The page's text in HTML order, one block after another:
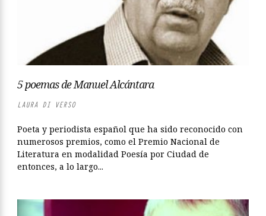
5 poemas de Manuel Alcántara
LAURA DI VERSO
Poeta y periodista español que ha sido reconocido con
numerosos premios, como el Premio Nacional de
Literatura en modalidad Poesía por Ciudad de
entonces, a lo largo...